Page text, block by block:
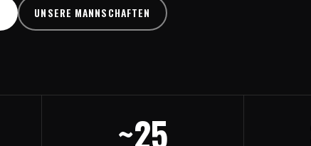
UNSERE MANNSCHAFTEN
~25